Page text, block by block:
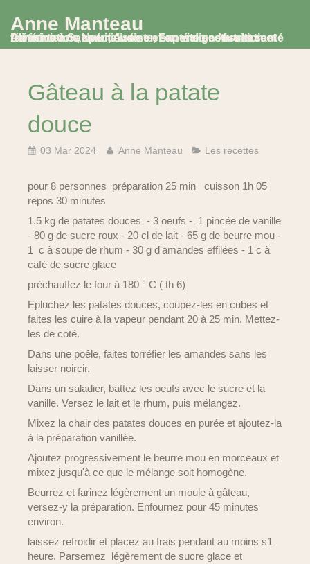
Anne Manteau
Diététicienne Nutritionniste, Experte en Nutrition et Alimentation, spécialisée en santé digestive et santé féminine à Saumur, Avoine et en visio consultation
Gâteau à la patate
douce
03 Mar 2024 Anne Manteau Les recettes
pour 8 personnes préparation 25 min cuisson 1h 05
repos 30 minutes
1.5 kg de patates douces - 3 oeufs - 1 pincée de vanille
- 80 g de sucre roux - 20 cl de lait - 65 g de beurre mou -
1 c à soupe de rhum - 30 g d'amandes effilées - 1 c à
café de sucre glace
préchauffez le four à 180 ° C ( th 6)
Epluchez les patates douces, coupez-les en cubes et
faites les cuire à la vapeur pendant 20 à 25 min. Mettez-
les de coté.
Dans une poêle, faites torréfier les amandes sans les
laisser noircir.
Dans un saladier, battez les oeufs avec le sucre et la
vanille. Versez le lait et le rhum, puis mélangez.
Mixez la chair des patates douces en purée et ajoutez-la
à la préparation vanillée.
Ajoutez progressivement le beurre mou en morceaux et
mixez jusqu'à ce que le mélange soit homogène.
Beurrez et farinez légèrement un moule à gâteau,
versez-y la préparation. Enfournez pour 45 minutes
environ.
laissez refroidir et placez au frais pendant au moins s1
heure. Parsemez légèrement de sucre glace et